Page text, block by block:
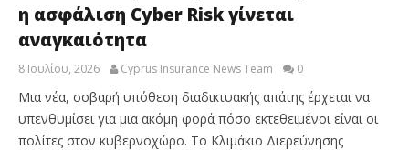
η ασφάλιση Cyber Risk γίνεται
αναγκαιότητα
8 Ιουλίου, 2026 Cyprus Insurance News Team 0
Μια νέα, σοβαρή υπόθεση διαδικτυακής απάτης έρχεται να
υπενθυμίσει για μια ακόμη φορά πόσο εκτεθειμένοι είναι οι
πολίτες στον κυβερνοχώρο. Το Κλιμάκιο Διερεύνησης